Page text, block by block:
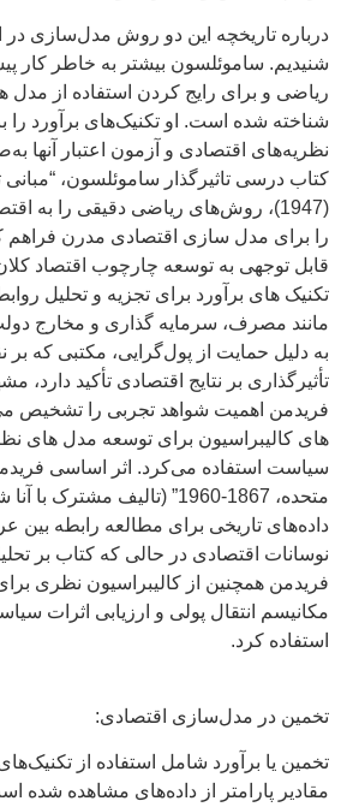
شنیدیم. ساموئلسون بیشتر به خاطر کار
ریاضی و برای رایج کردن استفاده از مدل
شناخته شده است. او تکنیک‌های برآورد
نظریه‌های اقتصادی و آزمون اعتبار آنها
کتاب درسی تاثیرگذار ساموئلسون، “مبانی
(1947)، روش‌های ریاضی دقیقی را به
را برای مدل سازی اقتصادی مدرن فراهم
قابل توجهی به توسعه چارچوب اقتصاد
تکنیک های برآورد برای تجزیه و تحلیل
مانند مصرف، سرمایه گذاری و مخارج
به دلیل حمایت از پول‌گرایی، مکتبی که
تأثیرگذاری بر نتایج اقتصادی تأکید
فریدمن اهمیت شواهد تجربی را تشخیص می
های کالیبراسیون برای توسعه مدل های
سیاست استفاده می‌کرد. اثر اساسی
داده‌های تاریخی برای مطالعه رابطه بین
نوسانات اقتصادی در حالی که کتاب بر
فریدمن همچنین از کالیبراسیون نظری
مکانیسم انتقال پولی و ارزیابی اثرات
استفاده کرد.
تخمین در مدل‌سازی اقتصادی:
تخمین یا برآورد شامل استفاده از
مقادیر پارامتر از داده‌های مشاهده شده